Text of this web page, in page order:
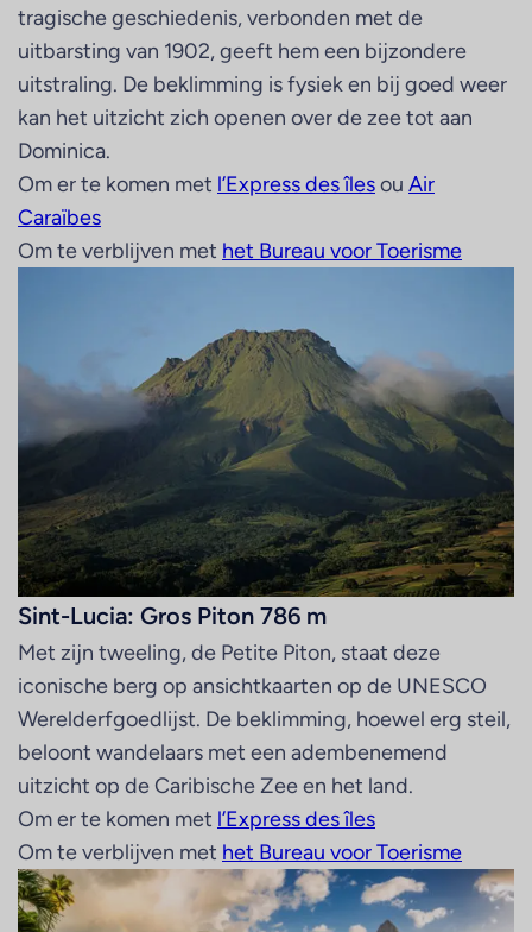
tragische geschiedenis, verbonden met de
uitbarsting van 1902, geeft hem een bijzondere
uitstraling. De beklimming is fysiek en bij goed weer
kan het uitzicht zich openen over de zee tot aan
Dominica.
Om er te komen met l’Express des îlesou Air
Caraïbes
Om te verblijven met het Bureau voor Toerisme
Sint-Lucia: Gros Piton 786 m
Met zijn tweeling, de Petite Piton, staat deze
iconische berg op ansichtkaarten op de UNESCO
Werelderfgoedlijst. De beklimming, hoewel erg steil,
beloont wandelaars met een adembenemend
uitzicht op de Caribische Zee en het land.
Om er te komen met l’Express des îles
Om te verblijven met het Bureau voor Toerisme